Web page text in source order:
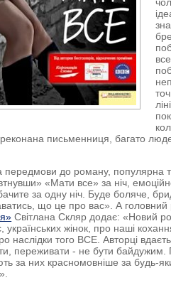
письменниця, багато
передмови до роману, популярна
«Мати все» за ніч,
за одну ніч. Буде боляче,
що це про вас». А
Світлана Скляр додає: «Новий
українських жінок, про наші
наслідки того ВСЕ. Авторці
переживати - не бути байдужим.
за них красномовніше за будь-